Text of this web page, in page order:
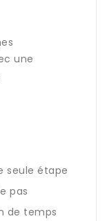
une
seule étape
pas
de temps